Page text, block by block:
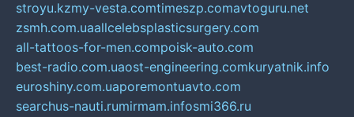
stroyu.kzmy-vesta.comtimeszp.comavtoguru.net
zsmh.com.uaallcelebsplasticsurgery.com
all-tattoos-for-men.compoisk-auto.com
best-radio.com.uaost-engineering.comkuryatnik.info
euroshiny.com.uaporemontuavto.com
searchus-nauti.rumirmam.infosmi366.ru